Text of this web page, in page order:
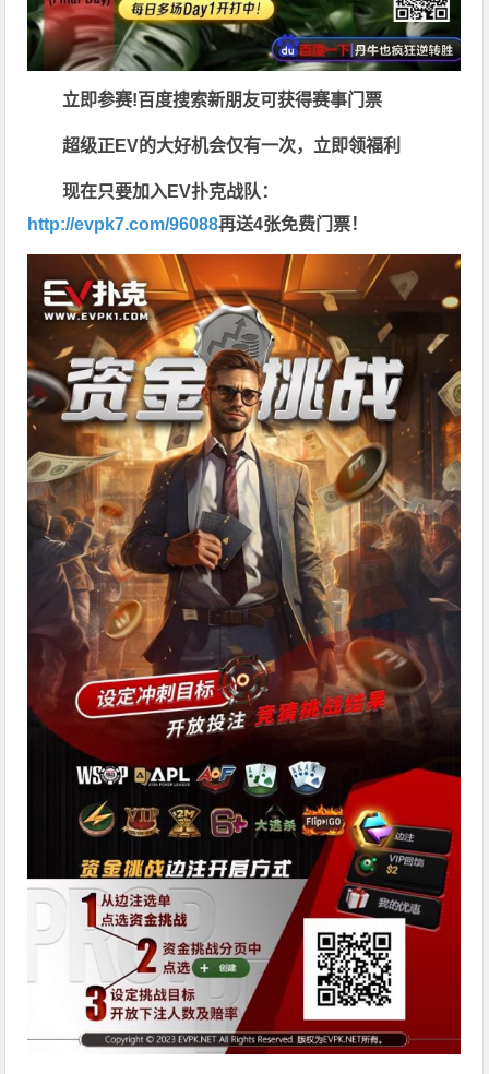
立即参赛!百度搜索新朋友可获得赛事门票
超级正EV的大好机会仅有一次，立即领福利
现在只要加入EV扑克战队：
http://evpk7.com/96088再送4张免费门票！